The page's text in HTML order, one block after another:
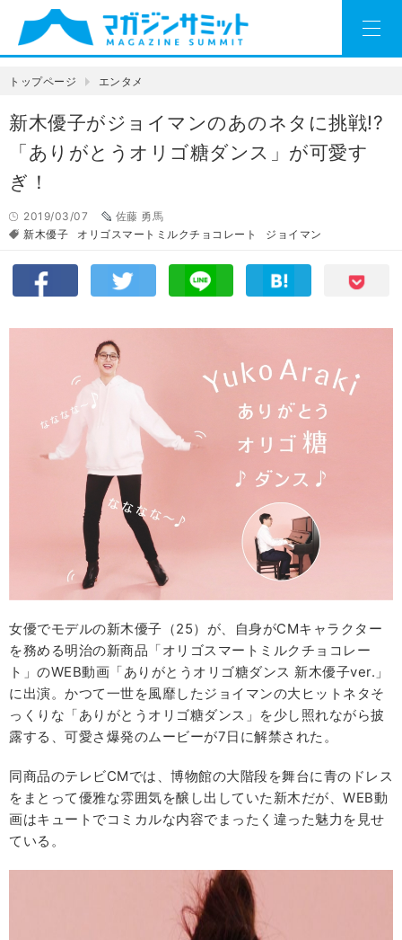
トップページ エンタメ
新木優子がジョイマンのあのネタに挑戦!?
「ありがとうオリゴ糖ダンス」が可愛す
ぎ！
2019/03/07
佐藤 勇馬
新木優子
オリゴスマートミルクチョコレート ジョイマン
女優でモデルの新木優子（25）が、自身がCMキャラクター
を務める明治の新商品「オリゴスマートミルクチョコレー
ト」のWEB動画「ありがとうオリゴ糖ダンス 新木優子ver.」
に出演。かつて一世を風靡したジョイマンの大ヒットネタそ
っくりな「ありがとうオリゴ糖ダンス」を少し照れながら披
露する、可愛さ爆発のムービーが7日に解禁された。
同商品のテレビCMでは、博物館の大階段を舞台に青のドレス
をまとって優雅な雰囲気を醸し出していた新木だが、WEB動
画はキュートでコミカルな内容でまったく違った魅力を見せ
ている。